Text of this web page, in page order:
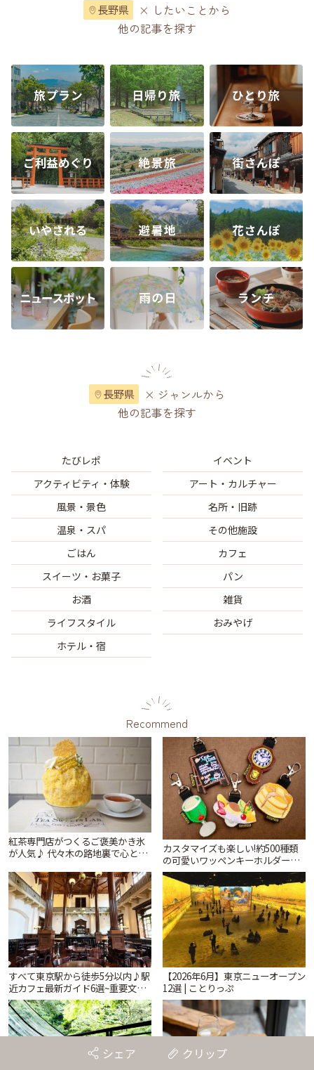
長野県
× したいことから
他の記事を探す
長野県
× ジャンルから
他の記事を探す
たびレポ
イベント
アクティビティ・体験
アート・カルチャー
風景・景色
名所・旧跡
温泉・スパ
その他施設
ごはん
カフェ
スイーツ・お菓子
パン
お酒
雑貨
ライフスタイル
おみやげ
ホテル・宿
Recommend
紅茶専門店がつくるご褒美かき氷
が人気♪ 代々木の路地裏で心とき
ツ ラボ コンテナート」 | ことりっ
ぷ
カスタマイズも楽しい!約500種類
の可愛いワッペンキーホルダーが
ずらり。小平市「Kimamaya
T&K」 | ことりっぷ
すべて東京駅から徒歩5分以内♪駅
近カフェ最新ガイド6選~重要文化
財の洋館カフェから、改札すぐの
レトロ喫茶まで~ | ことりっぷ
【2026年6月】東京ニューオープン
12選 | ことりっぷ
シェア クリップ